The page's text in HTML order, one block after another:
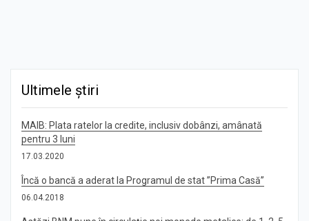
Ultimele știri
MAIB: Plata ratelor la credite, inclusiv dobânzi, amânată
pentru 3 luni
17.03.2020
Încă o bancă a aderat la Programul de stat ”Prima Casă”
06.04.2018